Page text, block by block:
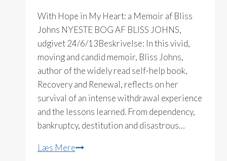
With Hope in My Heart: a Memoir af Bliss
Johns NYESTE BOG AF BLISS JOHNS,
udgivet 24/6/13Beskrivelse: In this vivid,
moving and candid memoir, Bliss Johns,
author of the widely read self-help book,
Recovery and Renewal, reflects on her
survival of an intense withdrawal experience
and the lessons learned. From dependency,
bankruptcy, destitution and disastrous…
Læs MereWith